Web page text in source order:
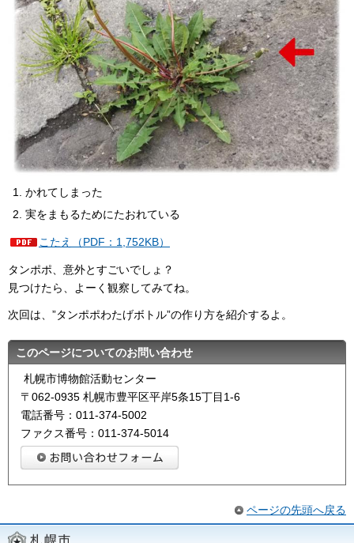
かれてしまった
実をまもるためにたおれている
こたえ（PDF：1,752KB）
タンポポ、意外とすごいでしょ？
見つけたら、よーく観察してみてね。
次回は、”タンポポわたげボトル”の作り方を紹介するよ。
このページについてのお問い合わせ
札幌市博物館活動センター
〒062-0935 札幌市豊平区平岸5条15丁目1-6
電話番号：011-374-5002
ファクス番号：011-374-5014
ページの先頭へ戻る